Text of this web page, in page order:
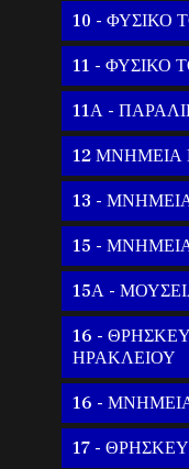
10 - ΦΥΣΙΚΟ
11 - ΦΥΣΙΚΟ
11Α -
12 ΜΝΗΜΕΙΑ
13 -
15 -
15Α -
16 -
ΗΡΑΚΛΕΙΟΥ
16 -
17 -